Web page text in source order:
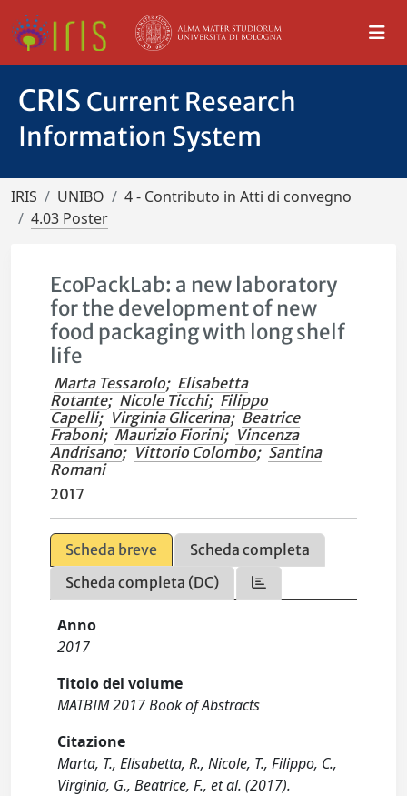
CRIS Current Research
Information System
IRIS UNIBO
4 - Contributo in Atti di convegno
4.03 Poster
EcoPackLab: a new laboratory
for the development of new
food packaging with long shelf
life
Marta Tessarolo; Elisabetta
Rotante; Nicole Ticchi; Filippo
Capelli; Virginia Glicerina; Beatrice
Fraboni; Maurizio Fiorini; Vincenza
Andrisano; Vittorio Colombo; Santina
Romani
2017
Scheda breve
Scheda completa
Scheda completa (DC)
Anno
2017
Titolo del volume
MATBIM 2017 Book of Abstracts
Citazione
Marta, T., Elisabetta, R., Nicole, T., Filippo, C.,
Virginia, G., Beatrice, F., et al. (2017).